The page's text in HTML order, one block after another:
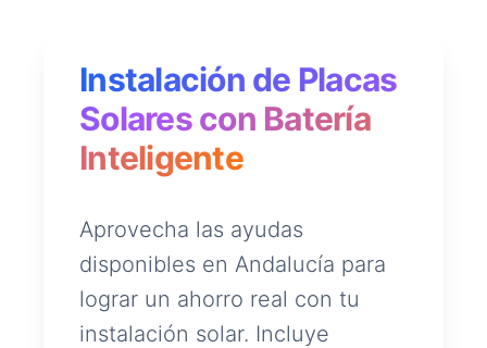
Instalación de Placas
Solares con Batería
Inteligente
Aprovecha las ayudas
disponibles en Andalucía para
lograr un ahorro real con tu
instalación solar. Incluye